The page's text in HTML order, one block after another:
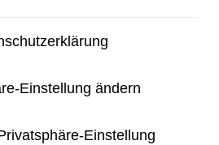
Einstellung ändern
Einstellung